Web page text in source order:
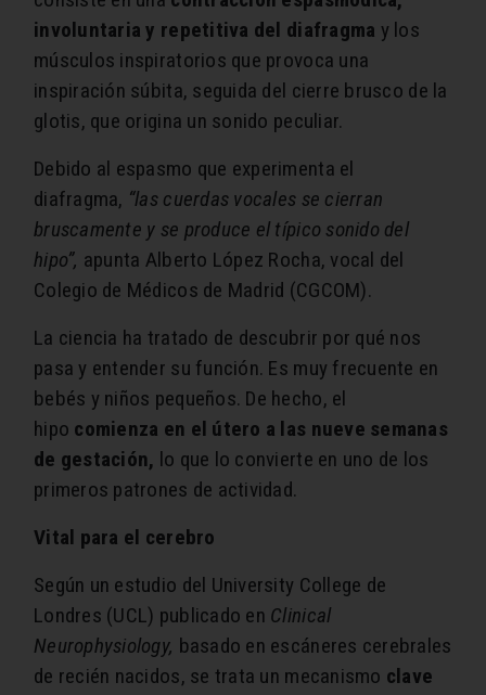
involuntaria y repetitiva del diafragma y los
músculos inspiratorios que provoca una
inspiración súbita, seguida del cierre brusco de la
glotis, que origina un sonido peculiar.
Debido al espasmo que experimenta el
diafragma, “las cuerdas vocales se cierran
bruscamente y se produce el típico sonido del
hipo”, apunta Alberto López Rocha, vocal del
Colegio de Médicos de Madrid (CGCOM).
La ciencia ha tratado de descubrir por qué nos
pasa y entender su función. Es muy frecuente en
bebés y niños pequeños. De hecho, el
hipo comienza en el útero a las nueve semanas
de gestación, lo que lo convierte en uno de los
primeros patrones de actividad.
Vital para el cerebro
Según un estudio del University College de
Londres (UCL) publicado en Clinical
Neurophysiology, basado en escáneres cerebrales
de recién nacidos, se trata un mecanismo clave